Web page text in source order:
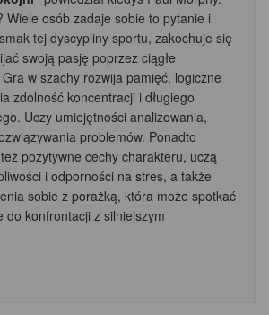
Wiele osób zadaje sobie to pytanie i
tej dyscypliny sportu, zakochuje się
swoją pasję poprzez ciągłe
w szachy rozwija pamięć, logiczne
zdolność koncentracji i długiego
Uczy umiejętności analizowania,
problemów. Ponadto
pozytywne cechy charakteru, uczą
i odporności na stres, a także
sobie z porażką, która może spotkać
do konfrontacji z silniejszym